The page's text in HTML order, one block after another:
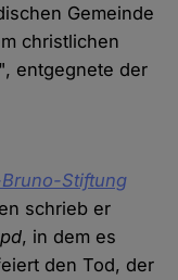
Gemeinde
christlichen
entgegnete der
Stiftung
schrieb er
, in dem es
den Tod, der